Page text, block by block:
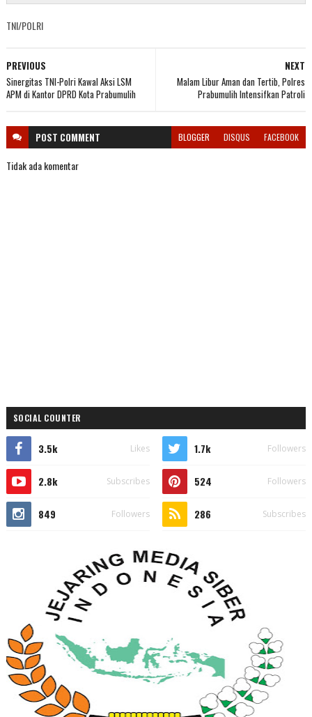
TNI/POLRI
NEXT
Malam Libur Aman dan Tertib, Polres
Prabumulih Intensifkan Patroli
PREVIOUS
Sinergitas TNI-Polri Kawal Aksi LSM
APM di Kantor DPRD Kota Prabumulih
POST COMMENT BLOGGER DISQUS FACEBOOK
Tidak ada komentar
SOCIAL COUNTER
3.5k Likes 1.7k Followers
2.8k Subscribes 524 Followers
849 Followers 286 Subscribes